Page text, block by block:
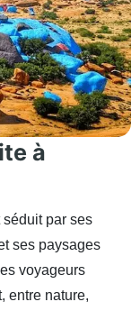
à
par ses
ses paysages
voyageurs
entre nature,